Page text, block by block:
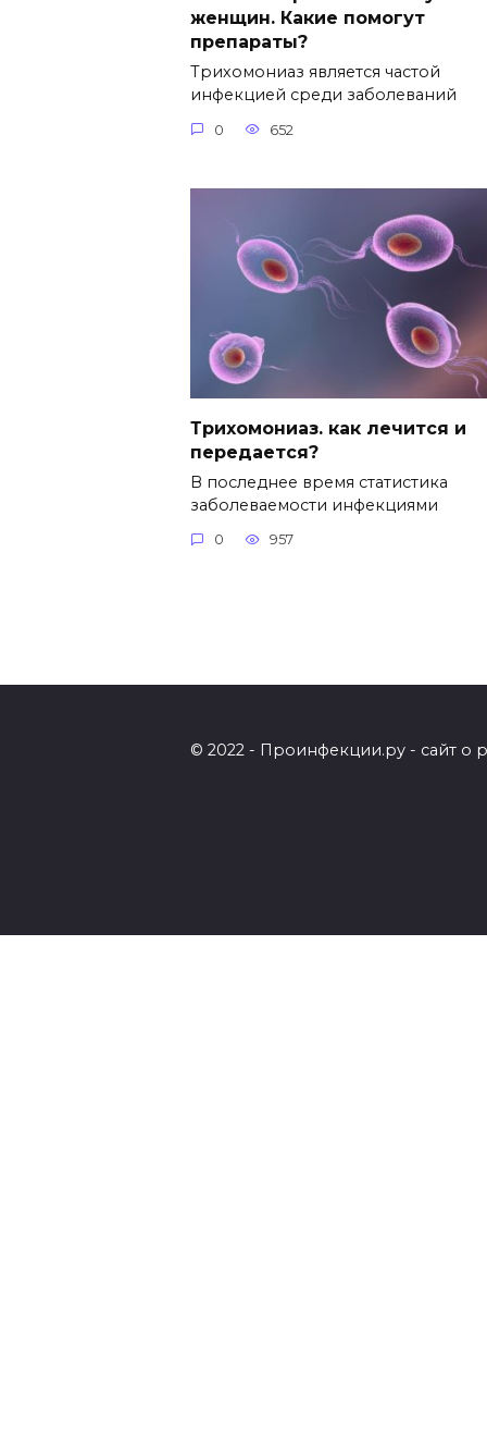
женщин. Какие помогут
препараты?
Трихомониаз является частой
инфекцией среди заболеваний
0 652
Трихомониаз. как лечится и
передается?
В последнее время статистика
заболеваемости инфекциями
0 957
© 2022 - Проинфекции.ру - сайт о